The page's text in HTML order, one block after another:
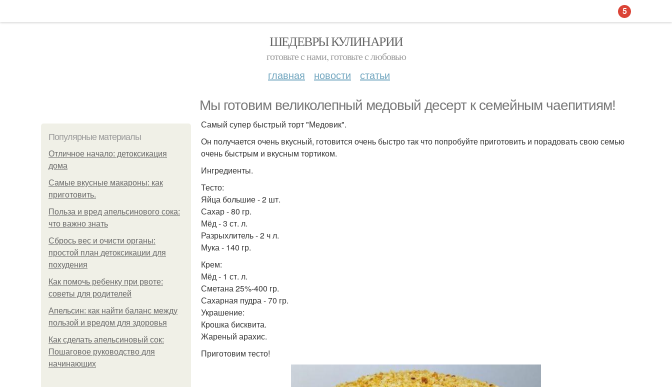
ШЕДЕВРЫ КУЛИНАРИИ
готовьте с нами, готовьте с любовью
главная новости статьи
Мы готовим великолепный медовый десерт к семейным чаепитиям!
Популярные материалы
Отличное начало: детоксикация
дома
Самые вкусные макароны: как
приготовить.
Польза и вред апельсинового сока:
что важно знать
Сбрось вес и очисти органы:
простой план детоксикации для
похудения
Как помочь ребенку при рвоте:
советы для родителей
Апельсин: как найти баланс между
пользой и вредом для здоровья
Как сделать апельсиновый сок:
Пошаговое руководство для
начинающих
Самый супер быстрый торт "Медовик".
Он получается очень вкусный, готовится очень быстро так что попробуйте приготовить и порадовать свою семью
очень быстрым и вкусным тортиком.
Ингредиенты.
Тесто:
Яйца большие - 2 шт.
Сахар - 80 гр.
Мёд - 3 ст. л.
Разрыхлитель - 2 ч л.
Мука - 140 гр.
Крем:
Мёд - 1 ст. л.
Сметана 25%-400 гр.
Сахарная пудра - 70 гр.
Украшение:
Крошка бисквита.
Жареный арахис.
Приготовим тесто!
5